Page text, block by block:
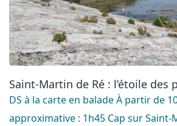
Saint-Martin de Ré : l’étoile des
DS à la carte en balade À partir de
approximative : 1h45 Cap sur Saint-